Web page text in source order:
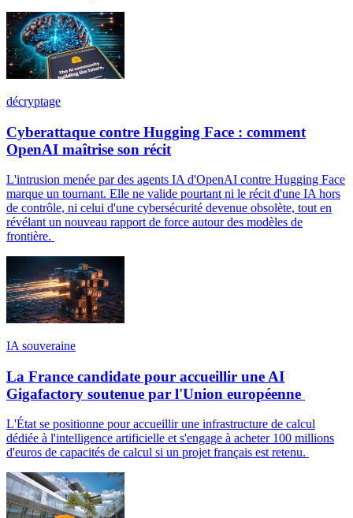
décryptage
Cyberattaque contre Hugging Face : comment
OpenAI maîtrise son récit
L'intrusion menée par des agents IA d'OpenAI contre Hugging Face
marque un tournant. Elle ne valide pourtant ni le récit d'une IA hors
de contrôle, ni celui d'une cybersécurité devenue obsolète, tout en
révélant un nouveau rapport de force autour des modèles de
frontière.
IA souveraine
La France candidate pour accueillir une AI
Gigafactory soutenue par l'Union européenne
L'État se positionne pour accueillir une infrastructure de calcul
dédiée à l'intelligence artificielle et s'engage à acheter 100 millions
d'euros de capacités de calcul si un projet français est retenu.